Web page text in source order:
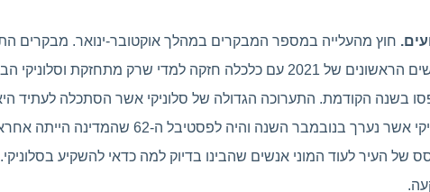
בשמונת החודשים הראשונים של 2021 עם כלכלה חזקה למדי
בשנה הקודמת. התערוכה הגדולה של סלוניקי אשר הסתכלה לעתיד
של העיר לעוד המוני אנשים שהבינו בדיוק למה כדאי להשקיע